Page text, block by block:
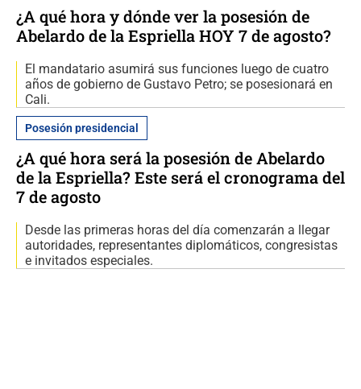
¿A qué hora y dónde ver la posesión de
Abelardo de la Espriella HOY 7 de agosto?
El mandatario asumirá sus funciones luego de cuatro
años de gobierno de Gustavo Petro; se posesionará en
Cali.
Posesión presidencial
¿A qué hora será la posesión de Abelardo
de la Espriella? Este será el cronograma del
7 de agosto
Desde las primeras horas del día comenzarán a llegar
autoridades, representantes diplomáticos, congresistas
e invitados especiales.